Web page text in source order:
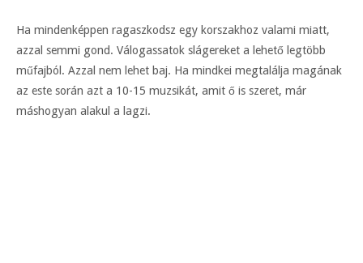
Ha mindenképpen ragaszkodsz egy korszakhoz valami miatt,
azzal semmi gond. Válogassatok slágereket a lehető legtöbb
műfajból. Azzal nem lehet baj. Ha mindkei megtalálja magának
az este során azt a 10-15 muzsikát, amit ő is szeret, már
máshogyan alakul a lagzi.